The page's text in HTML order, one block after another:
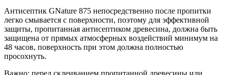
Антисептик GNature 875 непосредственно после пропитки
легко смывается с поверхности, поэтому для эффективной
защиты, пропитанная антисептиком древесина, должна быть
защищена от прямых атмосферных воздействий минимум на
48 часов, поверхность при этом должна полностью
просохнуть.
Важно: перед склеиванием пропитанной древесины или